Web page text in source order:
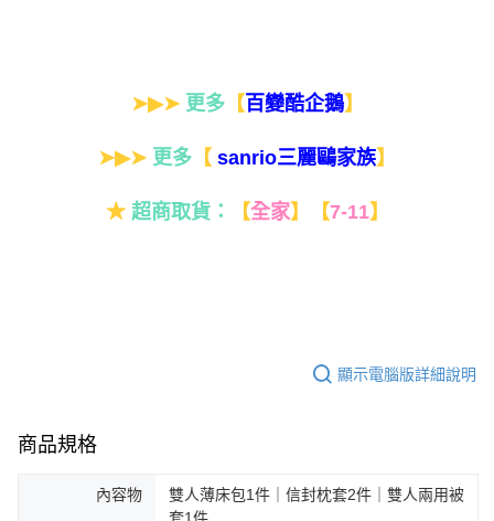
➤▶➤ 更多【百變酷企鵝】
➤▶➤ 更多 【 sanrio三麗鷗家族】
★ 超商取貨： 【全家】 【7-11】
顯示電腦版詳細說明
商品規格
內容物
雙人薄床包1件｜信封枕套2件｜雙人兩用被